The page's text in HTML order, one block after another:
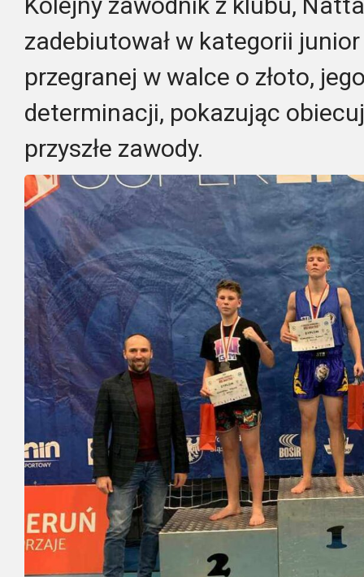
zadebiutował w kategorii
przegranej w walce o złoto,
determinacji, pokazując
przyszłe zawody.